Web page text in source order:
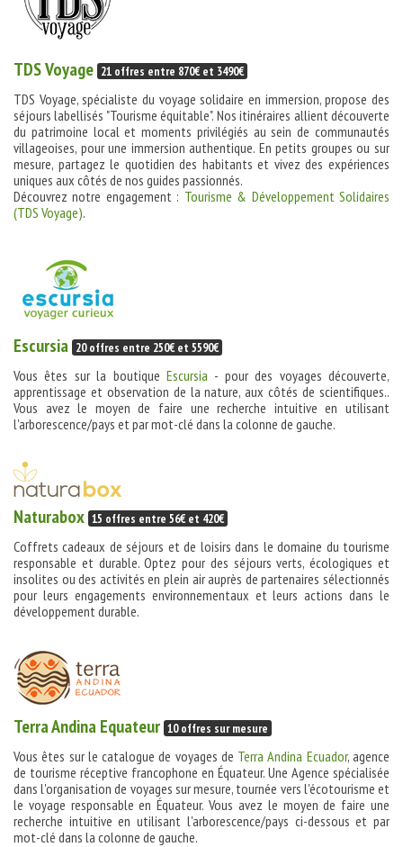
TDS Voyage 21 offres entre 870€ et 3490€
TDS Voyage, spécialiste du voyage solidaire en immersion, propose des
séjours labellisés "Tourisme équitable". Nos itinéraires allient découverte
du patrimoine local et moments privilégiés au sein de communautés
villageoises, pour une immersion authentique. En petits groupes ou sur
mesure, partagez le quotidien des habitants et vivez des expériences
uniques aux côtés de nos guides passionnés.
Découvrez notre engagement : Tourisme & Développement Solidaires
(TDS Voyage).
Escursia 20 offres entre 250€ et 5590€
Vous êtes sur la boutique Escursia - pour des voyages découverte,
apprentissage et observation de la nature, aux côtés de scientifiques..
Vous avez le moyen de faire une recherche intuitive en utilisant
l'arborescence/pays et par mot-clé dans la colonne de gauche.
Naturabox 15 offres entre 56€ et 420€
Coffrets cadeaux de séjours et de loisirs dans le domaine du tourisme
responsable et durable. Optez pour des séjours verts, écologiques et
insolites ou des activités en plein air auprès de partenaires sélectionnés
pour leurs engagements environnementaux et leurs actions dans le
développement durable.
Terra Andina Equateur 10 offres sur mesure
Vous êtes sur le catalogue de voyages de Terra Andina Ecuador, agence
de tourisme réceptive francophone en Équateur. Une Agence spécialisée
dans l'organisation de voyages sur mesure, tournée vers l'écotourisme et
le voyage responsable en Équateur. Vous avez le moyen de faire une
recherche intuitive en utilisant l'arborescence/pays ci-dessous et par
mot-clé dans la colonne de gauche.